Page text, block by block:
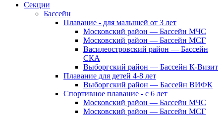
Секции
Бассейн
Плавание - для малышей от 3 лет
Московский район — Бассейн МЧС
Московский район — Бассейн МСГ
Василеостровский район — Бассейн
СКА
Выборгский район — Бассейн К-Визит
Плавание для детей 4-8 лет
Выборгский район — Бассейн ВИФК
Спортивное плавание - с 6 лет
Московский район — Бассейн МЧС
Московский район — Бассейн МСГ